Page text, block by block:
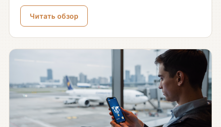
Читать обзор